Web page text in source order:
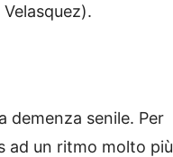
Velasquez).
demenza senile. Per
ad un ritmo molto più